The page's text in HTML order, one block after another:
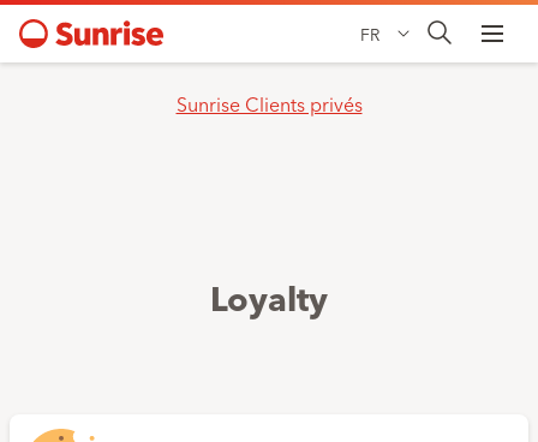
FR
Sunrise Clients privés
Loyalty